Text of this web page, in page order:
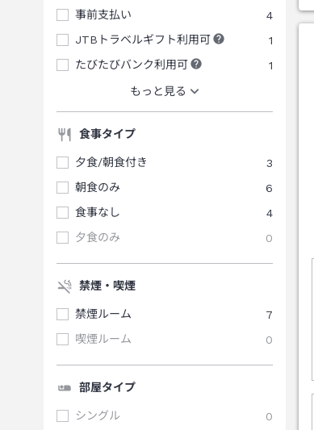
事前支払い
4
JTBトラベルギフト利用可
1
たびたびバンク利用可
1
もっと見る
食事タイプ
夕食/朝食付き
3
朝食のみ
6
食事なし
4
夕食のみ
0
禁煙・喫煙
禁煙ルーム
7
喫煙ルーム
0
部屋タイプ
シングル
0